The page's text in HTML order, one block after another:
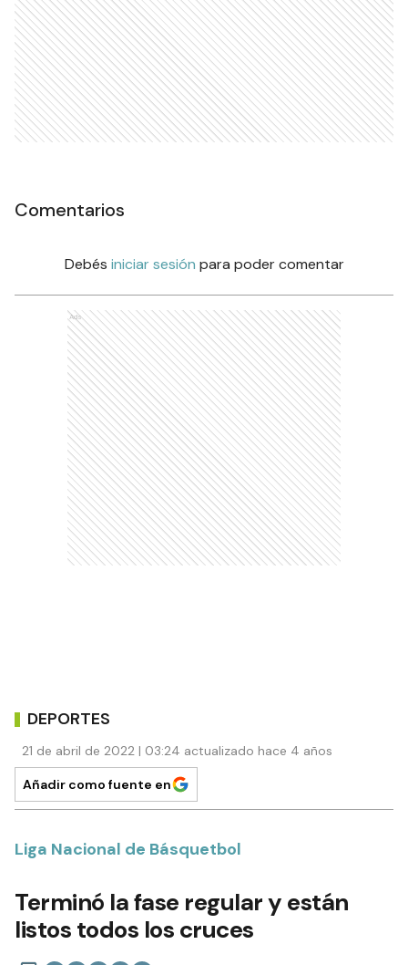
Comentarios
Debés iniciar sesión para poder comentar
Ads
DEPORTES
21 de abril de 2022 | 03:24 actualizado hace 4 años
Añadir como fuente en
Liga Nacional de Básquetbol
Terminó la fase regular y están
listos todos los cruces